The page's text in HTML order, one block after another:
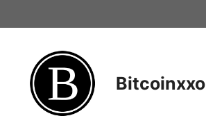
to
Bitcoinxxo